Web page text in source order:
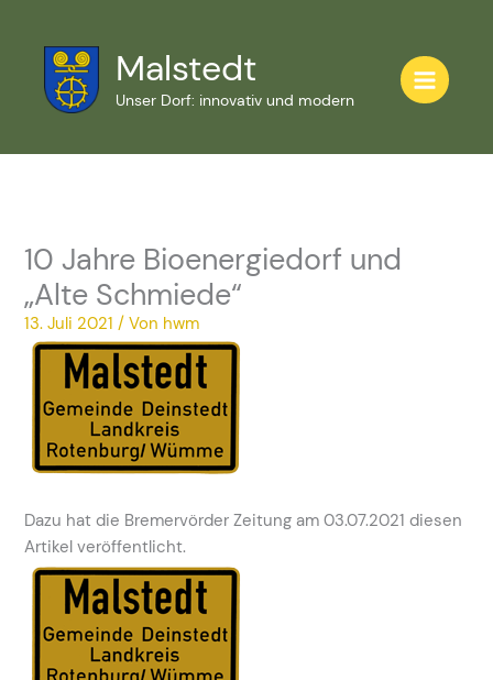
springen
Malstedt
Unser Dorf: innovativ und modern
10 Jahre Bioenergiedorf und
„Alte Schmiede“
13. Juli 2021/ Von hwm
Dazu hat die Bremervörder Zeitung am 03.07.2021 diesen
Artikel veröffentlicht.